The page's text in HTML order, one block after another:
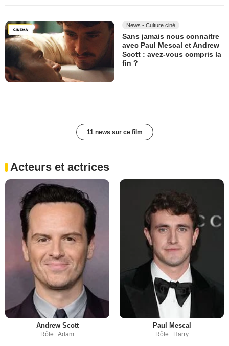
News - Culture ciné
Sans jamais nous connaitre
avec Paul Mescal et Andrew
Scott : avez-vous compris la
fin ?
11 news sur ce film
Acteurs et actrices
Andrew Scott
Rôle : Adam
Paul Mescal
Rôle : Harry